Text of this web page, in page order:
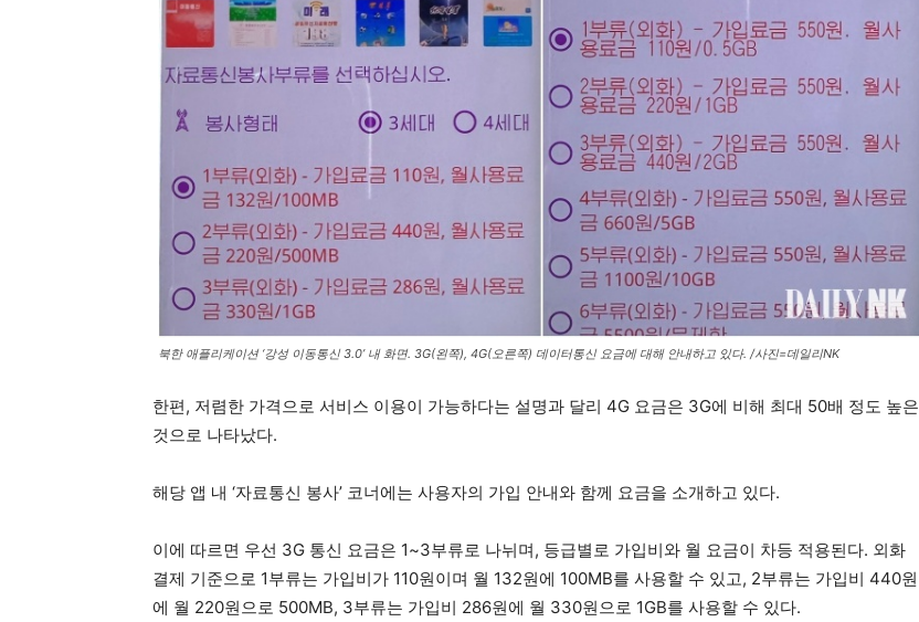
북한 애플리케이션 ‘강성 이동통신 3.0’ 내 화면. 3G(왼쪽), 4G(오른쪽) 데이터통신 요금에 대해 안내하고 있다. /사진=데일리NK
한편, 저렴한 가격으로 서비스 이용이 가능하다는 설명과 달리 4G 요금은 3G에 비해 최대 50배 정도 높은
것으로 나타났다.
해당 앱 내 ‘자료통신 봉사’ 코너에는 사용자의 가입 안내와 함께 요금을 소개하고 있다.
이에 따르면 우선 3G 통신 요금은 1~3부류로 나뉘며, 등급별로 가입비와 월 요금이 차등 적용된다. 외화
결제 기준으로 1부류는 가입비가 110원이며 월 132원에 100MB를 사용할 수 있고, 2부류는 가입비 440원
에 월 220원으로 500MB, 3부류는 가입비 286원에 월 330원으로 1GB를 사용할 수 있다.